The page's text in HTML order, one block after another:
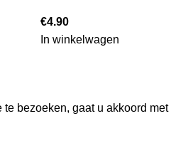
€4.90
In winkelwagen
bezoeken, gaat u akkoord